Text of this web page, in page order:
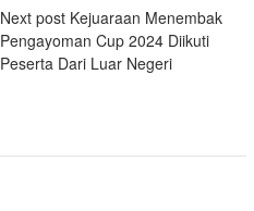
Next post Kejuaraan Menembak
Pengayoman Cup 2024 Diikuti
Peserta Dari Luar Negeri